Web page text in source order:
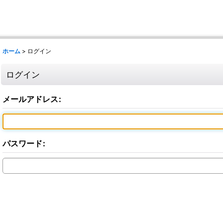
ホーム > ログイン
ログイン
メールアドレス:
パスワード: